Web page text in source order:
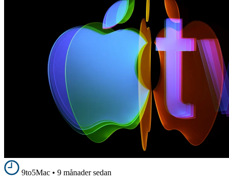
9to5Mac • 9 månader sedan